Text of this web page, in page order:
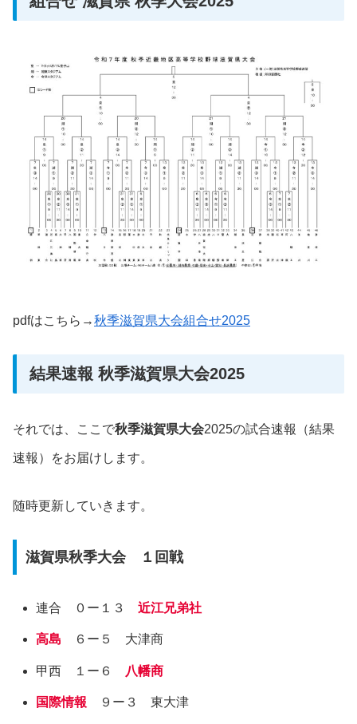
pdfはこちら→秋季滋賀県大会組合せ2025
結果速報 秋季滋賀県大会2025
それでは、ここで秋季滋賀県大会2025の試合速報（結果
速報）をお届けします。
随時更新していきます。
滋賀県秋季大会 １回戦
連合 ０ー１３近江兄弟社
高島 ６ー５ 大津商
甲西 １ー６ 八幡商
国際情報 ９ー３ 東大津